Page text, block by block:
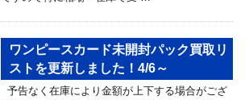
ワンピースカード未開封パック買取リ
ストを更新しました！4/6～
予告なく在庫により金額が上下する場合がござ